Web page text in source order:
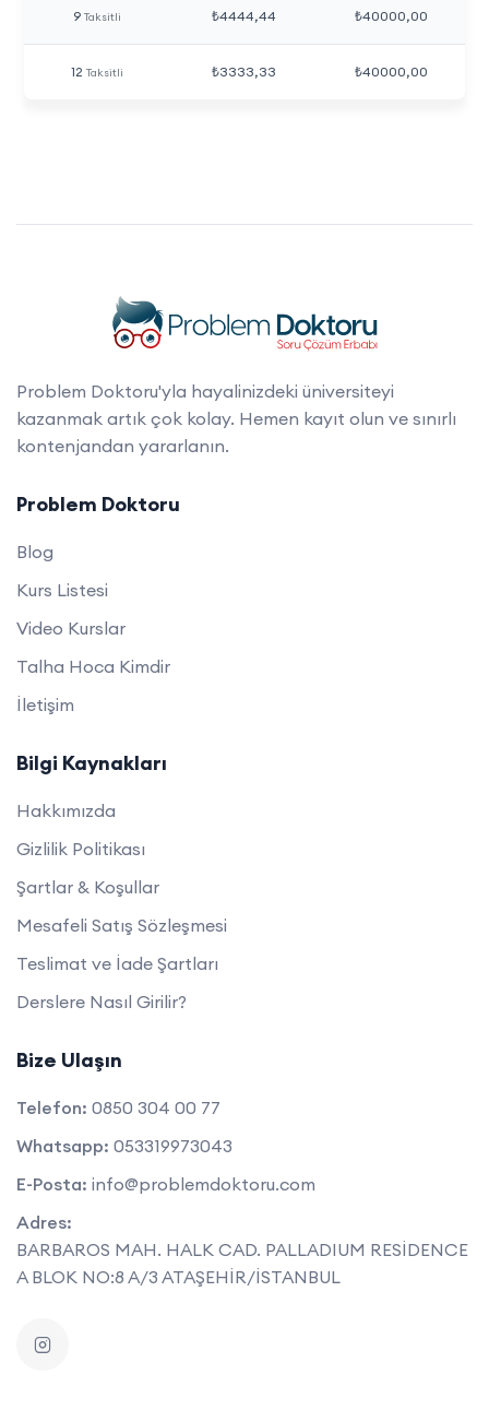
9Taksitli ₺4444,44 ₺40000,00
12Taksitli ₺3333,33 ₺40000,00
Problem Doktoru'yla hayalinizdeki üniversiteyi
kazanmak artık çok kolay. Hemen kayıt olun ve sınırlı
kontenjandan yararlanın.
Problem Doktoru
Blog
Kurs Listesi
Video Kurslar
Talha Hoca Kimdir
İletişim
Bilgi Kaynakları
Hakkımızda
Gizlilik Politikası
Şartlar & Koşullar
Mesafeli Satış Sözleşmesi
Teslimat ve İade Şartları
Derslere Nasıl Girilir?
Bize Ulaşın
Telefon: 0850 304 00 77
Whatsapp: 053319973043
E-Posta: info@problemdoktoru.com
Adres:
BARBAROS MAH. HALK CAD. PALLADIUM RESİDENCE
A BLOK NO:8 A/3 ATAŞEHİR/İSTANBUL